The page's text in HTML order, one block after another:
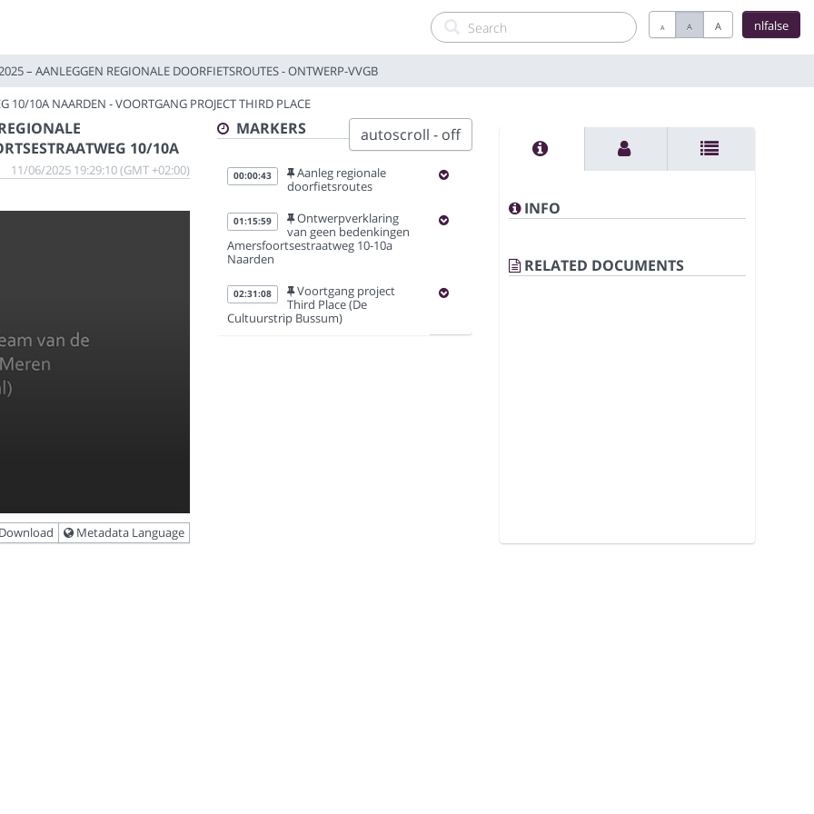
nlfalse
A A A
– AANLEGGEN REGIONALE DOORFIETSROUTES - ONTWERP-VVGB
10/10A NAARDEN - VOORTGANG PROJECT THIRD PLACE
10/10A
11/06/2025 19:29:10 (GMT +02:00)
Download Metadata Language
MARKERS autoscroll - off
00:00:43
Aanleg regionale
doorfietsroutes
01:15:59
Ontwerpverklaring
van geen bedenkingen
Amersfoortsestraatweg 10-10a
Naarden
02:31:08
Voortgang project
Third Place (De
Cultuurstrip Bussum)
INFO
RELATED DOCUMENTS